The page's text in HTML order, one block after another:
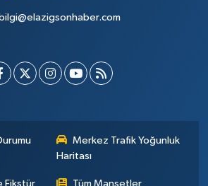
bilgi@elazigsonhaber.com
Merkez Trafik Yoğunluk
Haritası
Fikstür Tüm Manşetler